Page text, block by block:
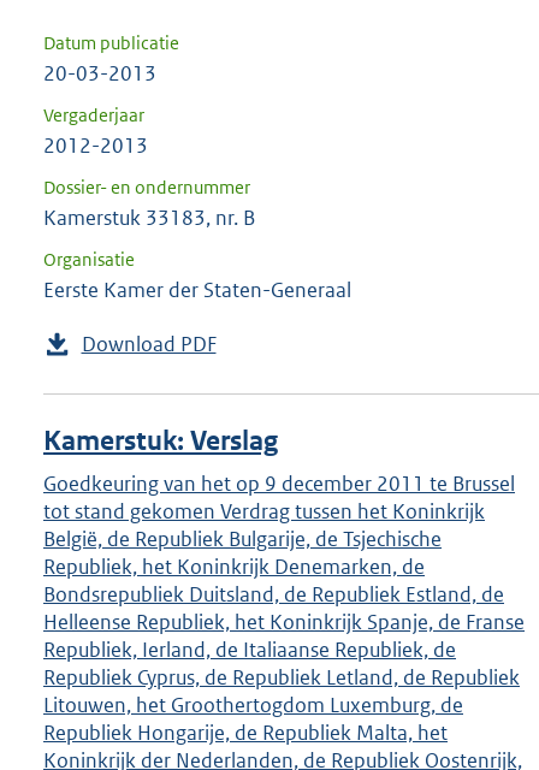
Datum publicatie
20-03-2013
Vergaderjaar
2012-2013
Dossier- en ondernummer
Kamerstuk 33183, nr. B
Organisatie
Eerste Kamer der Staten-Generaal
Download PDF
Kamerstuk: Verslag
Goedkeuring van het op 9 december 2011 te Brussel
tot stand gekomen Verdrag tussen het Koninkrijk
België, de Republiek Bulgarije, de Tsjechische
Republiek, het Koninkrijk Denemarken, de
Bondsrepubliek Duitsland, de Republiek Estland, de
Helleense Republiek, het Koninkrijk Spanje, de Franse
Republiek, Ierland, de Italiaanse Republiek, de
Republiek Cyprus, de Republiek Letland, de Republiek
Litouwen, het Groothertogdom Luxemburg, de
Republiek Hongarije, de Republiek Malta, het
Koninkrijk der Nederlanden, de Republiek Oostenrijk,